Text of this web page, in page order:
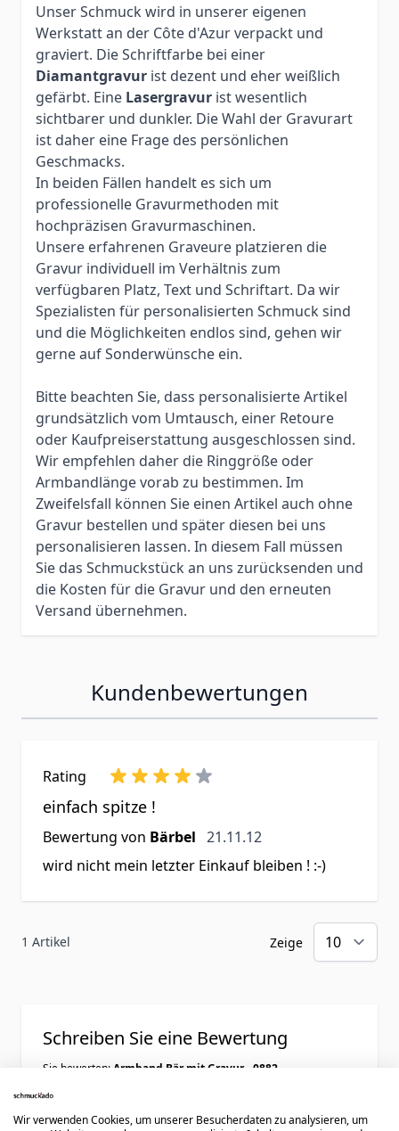
Unser Schmuck wird in unserer eigenen
Werkstatt an der Côte d'Azur verpackt und
graviert. Die Schriftfarbe bei einer
Diamantgravur ist dezent und eher weißlich
gefärbt. Eine Lasergravur ist wesentlich
sichtbarer und dunkler. Die Wahl der Gravurart
ist daher eine Frage des persönlichen
Geschmacks.
In beiden Fällen handelt es sich um
professionelle Gravurmethoden mit
hochpräzisen Gravurmaschinen.
Unsere erfahrenen Graveure platzieren die
Gravur individuell im Verhältnis zum
verfügbaren Platz, Text und Schriftart. Da wir
Spezialisten für personalisierten Schmuck sind
und die Möglichkeiten endlos sind, gehen wir
gerne auf Sonderwünsche ein.
Bitte beachten Sie, dass personalisierte Artikel
grundsätzlich vom Umtausch, einer Retoure
oder Kaufpreiserstattung ausgeschlossen sind.
Wir empfehlen daher die Ringgröße oder
Armbandlänge vorab zu bestimmen. Im
Zweifelsfall können Sie einen Artikel auch ohne
Gravur bestellen und später diesen bei uns
personalisieren lassen. In diesem Fall müssen
Sie das Schmuckstück an uns zurücksenden und
die Kosten für die Gravur und den erneuten
Versand übernehmen.
Kundenbewertungen
Rating
einfach spitze !
Bewertung von Bärbel 21. November 2012
21.11.12
wird nicht mein letzter Einkauf bleiben ! :-)
1 Artikel Zeige
Schreiben Sie eine Bewertung
Sie bewerten: Armband Bär mit Gravur - 0882
Wir verwenden Cookies, um unserer Besucherdaten zu analysieren, um